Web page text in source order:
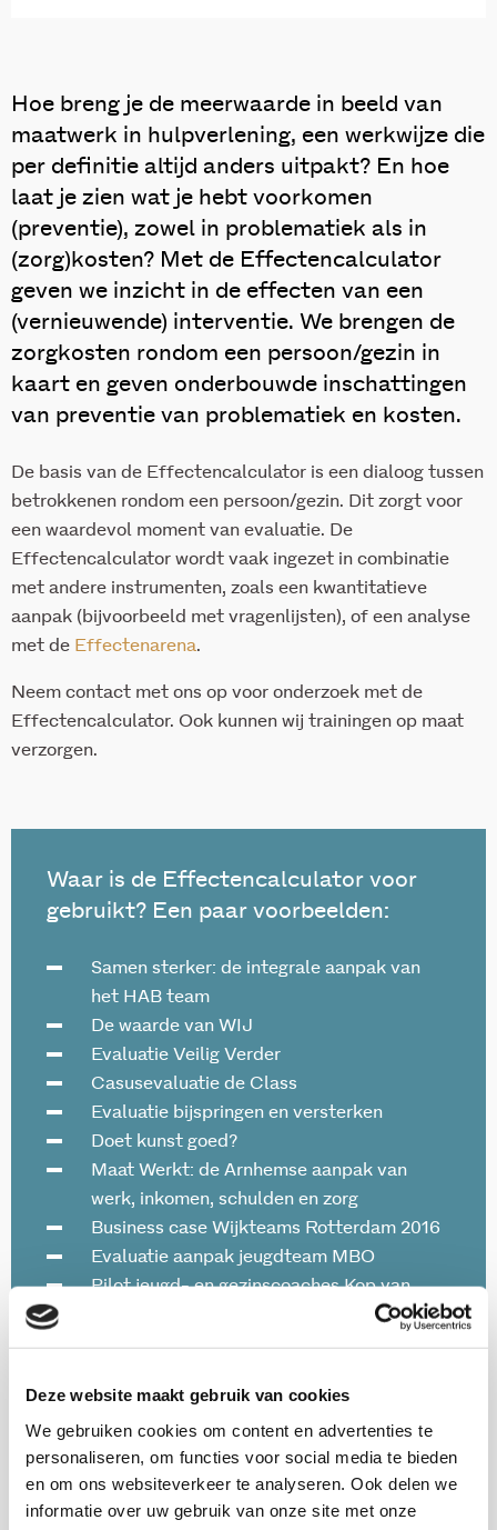
Deze website maakt gebruik van cookies
We gebruiken cookies om content en advertenties te
personaliseren, om functies voor social media te bieden
en om ons websiteverkeer te analyseren. Ook delen we
informatie over uw gebruik van onze site met onze
Hoe breng je de meerwaarde in beeld van
maatwerk in hulpverlening, een werkwijze die
per definitie altijd anders uitpakt? En hoe
laat je zien wat je hebt voorkomen
(preventie), zowel in problematiek als in
(zorg)kosten? Met de Effectencalculator
geven we inzicht in de effecten van een
(vernieuwende) interventie. We brengen de
zorgkosten rondom een persoon/gezin in
kaart en geven onderbouwde inschattingen
van preventie van problematiek en kosten.
De basis van de Effectencalculator is een dialoog tussen
betrokkenen rondom een persoon/gezin. Dit zorgt voor
een waardevol moment van evaluatie. De
Effectencalculator wordt vaak ingezet in combinatie
met andere instrumenten, zoals een kwantitatieve
aanpak (bijvoorbeeld met vragenlijsten), of een analyse
met de Effectenarena.
Neem contact met ons op voor onderzoek met de
Effectencalculator. Ook kunnen wij trainingen op maat
verzorgen.
Waar is de Effectencalculator voor
gebruikt? Een paar voorbeelden:
Samen sterker: de integrale aanpak van
het HAB team
De waarde van WIJ
Evaluatie Veilig Verder
Casusevaluatie de Class
Evaluatie bijspringen en versterken
Doet kunst goed?
Maat Werkt: de Arnhemse aanpak van
werk, inkomen, schulden en zorg
Business case Wijkteams Rotterdam 2016
Evaluatie aanpak jeugdteam MBO
Pilot jeugd- en gezinscoaches Kop van